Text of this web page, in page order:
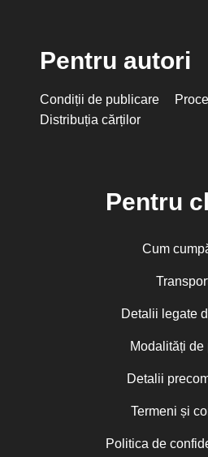
Pentru autori
Condiții de publicare
Distribuția cărților
Pentru
Cum
Detalii legate
Modalități de
Detalii
Termeni și
Politica de